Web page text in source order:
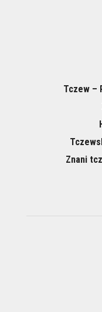
Tczew –
Znani